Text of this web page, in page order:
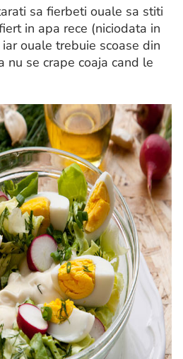
sa fierbeti ouale sa stiti
in apa rece (niciodata in
ouale trebuie scoase din
nu se crape coaja cand le